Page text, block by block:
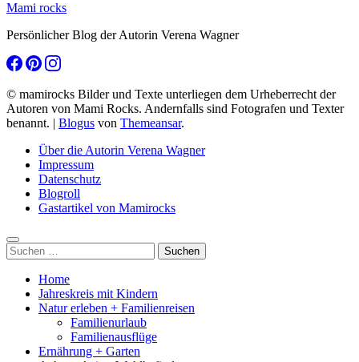
Mami rocks
Persönlicher Blog der Autorin Verena Wagner
© mamirocks Bilder und Texte unterliegen dem Urheberrecht der
Autoren von Mami Rocks. Andernfalls sind Fotografen und Texter
benannt. | Blogus von Themeansar.
Über die Autorin Verena Wagner
Impressum
Datenschutz
Blogroll
Gastartikel von Mamirocks
Suchen
nach:
Home
Jahreskreis mit Kindern
Natur erleben + Familienreisen
Familienurlaub
Familienausflüge
Ernährung + Garten